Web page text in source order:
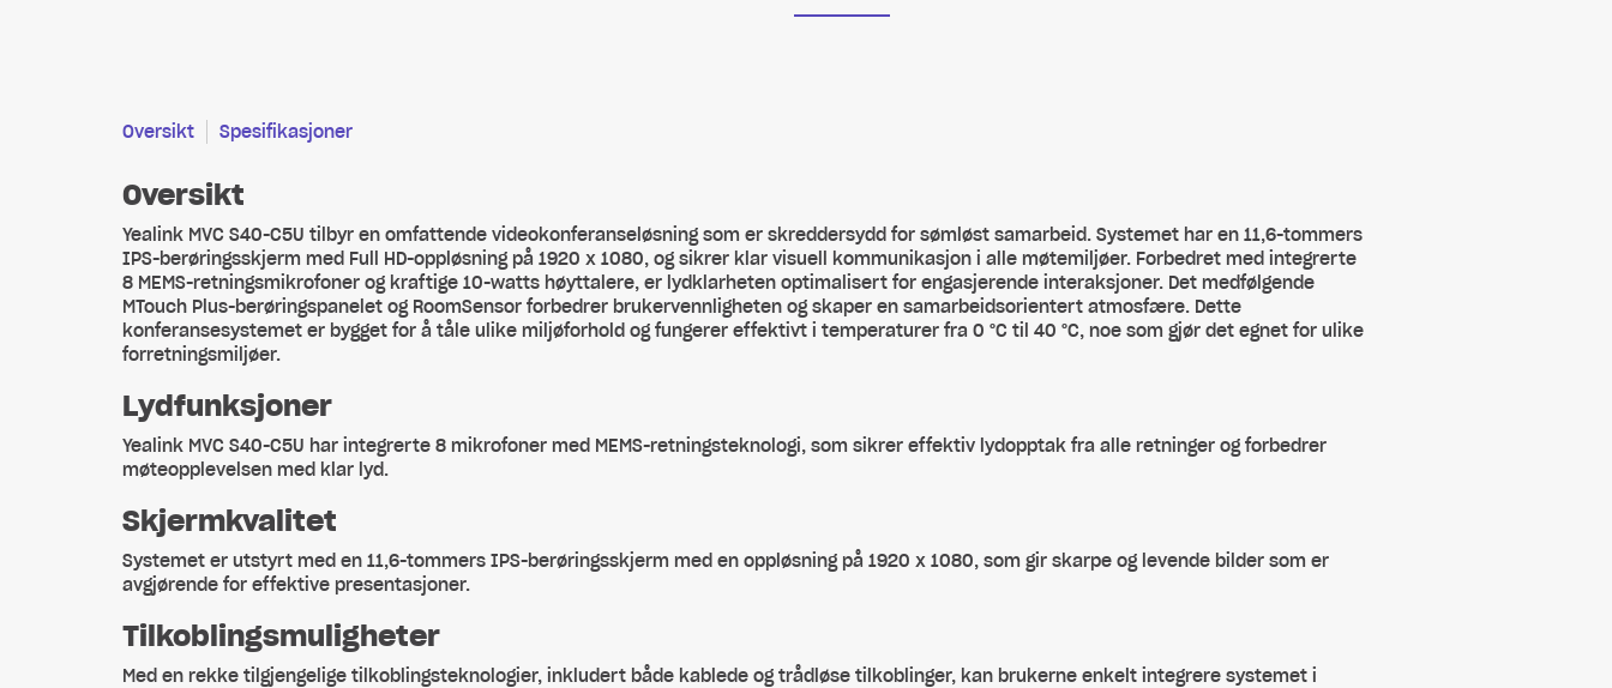
Oversikt Spesifikasjoner
Oversikt
Yealink MVC S40-C5U tilbyr en omfattende videokonferanseløsning som er skreddersydd for sømløst samarbeid. Systemet har en 11,6-tommers
IPS-berøringsskjerm med Full HD-oppløsning på 1920 x 1080, og sikrer klar visuell kommunikasjon i alle møtemiljøer. Forbedret med integrerte
8 MEMS-retningsmikrofoner og kraftige 10-watts høyttalere, er lydklarheten optimalisert for engasjerende interaksjoner. Det medfølgende
MTouch Plus-berøringspanelet og RoomSensor forbedrer brukervennligheten og skaper en samarbeidsorientert atmosfære. Dette
konferansesystemet er bygget for å tåle ulike miljøforhold og fungerer effektivt i temperaturer fra 0 °C til 40 °C, noe som gjør det egnet for ulike
forretningsmiljøer.
Lydfunksjoner
Yealink MVC S40-C5U har integrerte 8 mikrofoner med MEMS-retningsteknologi, som sikrer effektiv lydopptak fra alle retninger og forbedrer
møteopplevelsen med klar lyd.
Skjermkvalitet
Systemet er utstyrt med en 11,6-tommers IPS-berøringsskjerm med en oppløsning på 1920 x 1080, som gir skarpe og levende bilder som er
avgjørende for effektive presentasjoner.
Tilkoblingsmuligheter
Med en rekke tilgjengelige tilkoblingsteknologier, inkludert både kablede og trådløse tilkoblinger, kan brukerne enkelt integrere systemet i